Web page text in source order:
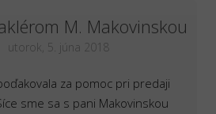
M. Makovinskou
utorok, 5. júna 2018
za pomoc pri predaji
sme sa s pani Makovinskou